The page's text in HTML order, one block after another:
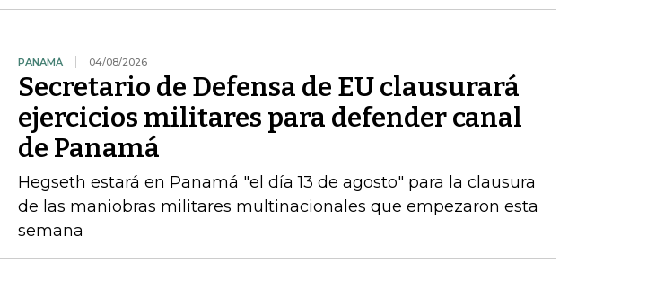
PANAMÁ 04/08/2026
Secretario de Defensa de EU clausurará
ejercicios militares para defender canal
de Panamá
Hegseth estará en Panamá "el día 13 de agosto" para la clausura
de las maniobras militares multinacionales que empezaron esta
semana